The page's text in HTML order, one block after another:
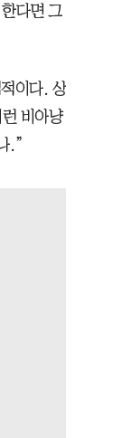
다면 그
이다. 상
비아냥
.”